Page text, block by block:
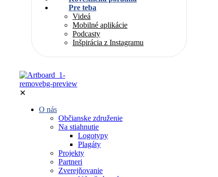
Pre teba
Videá
Mobilné aplikácie
Podcasty
Inšpirácia z Instagramu
✕
O nás
Občianske združenie
Na stiahnutie
Logotypy
Plagáty
Projekty
Partneri
Zverejňovanie